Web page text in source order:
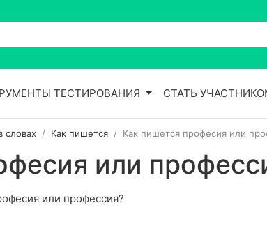
ТЕСТИРОВАНИЯ СТАТЬ
словах Как пишется Как пишется професия или
или
или профессия?